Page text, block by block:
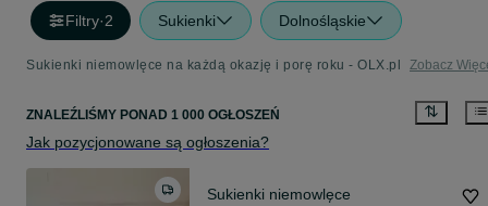
Filtry·2 Sukienki Dolnośląskie
Sukienki niemowlęce na każdą okazję i porę roku - OLX.pl Zobacz
ZNALEŹLIŚMY PONAD 1 000 OGŁOSZEŃ
Jak pozycjonowane są ogłoszenia?
Sukienki niemowlęce